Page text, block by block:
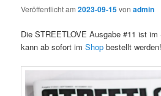
Veröffentlicht am2023-09-15vonadmin
Die STREETLOVE Ausgabe #11 ist
kann ab sofort imShop bestellt werden!